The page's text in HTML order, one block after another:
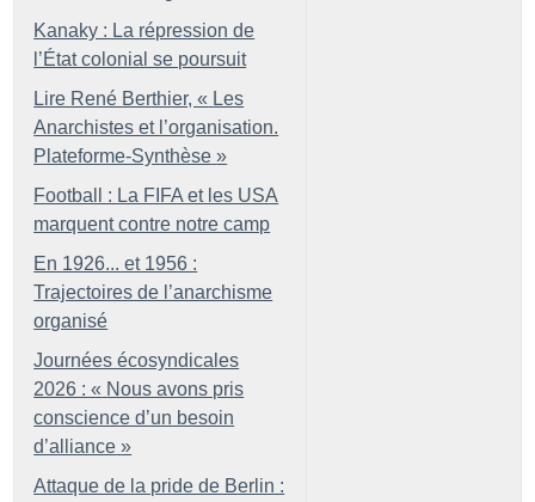
Kanaky : La répression de
l’État colonial se poursuit
Lire René Berthier, « Les
Anarchistes et l’organisation.
Plateforme-Synthèse »
Football : La FIFA et les USA
marquent contre notre camp
En 1926... et 1956 :
Trajectoires de l’anarchisme
organisé
Journées écosyndicales
2026 : « Nous avons pris
conscience d’un besoin
d’alliance »
Attaque de la pride de Berlin :